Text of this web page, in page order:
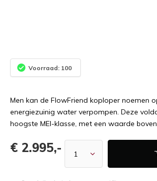
Voorraad: 100
Men kan de FlowFriend koploper noemen
energiezuinig water verpompen. Deze
hoogste MEI-klasse, met een waarde
€ 2.995,-